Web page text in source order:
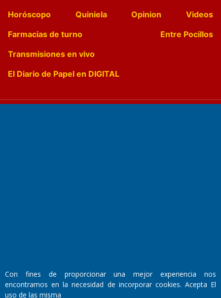
Horóscopo
Quiniela Opinion
Videos
Farmacias de turno
Entre Pocillos
Transmisiones en vivo
El Diario de Papel en DIGITAL
Walter René Goñi
Con fines de proporcionar una mejor experiencia nos
encontramos en la necesidad de incorporar cookies. Acepta El
uso de las misma